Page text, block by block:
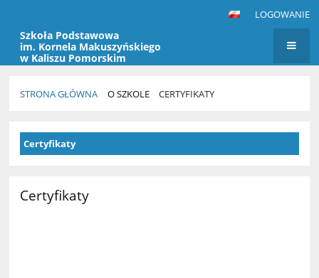
LOGOWANIE
Szkoła Podstawowa
im. Kornela Makuszyńskiego
w Kaliszu Pomorskim
STRONA GŁÓWNA O SZKOLE CERTYFIKATY
Certyfikaty
Certyfikaty
Certyfikaty